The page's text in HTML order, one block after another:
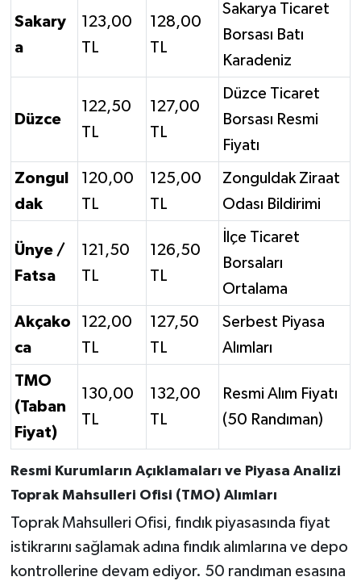
Sakary
a
123,00
TL
128,00
TL
Sakarya Ticaret
Borsası Batı
Karadeniz
Düzce
122,50
TL
127,00
TL
Düzce Ticaret
Borsası Resmi
Fiyatı
Zongul
dak
120,00
TL
125,00
TL
Zonguldak Ziraat
Odası Bildirimi
Ünye /
Fatsa
121,50
TL
126,50
TL
İlçe Ticaret
Borsaları
Ortalama
Akçako
ca
122,00
TL
127,50
TL
Serbest Piyasa
Alımları
TMO
(Taban
Fiyat)
130,00
TL
132,00
TL
Resmi Alım Fiyatı
(50 Randıman)
Resmi Kurumların Açıklamaları ve Piyasa Analizi
Toprak Mahsulleri Ofisi (TMO) Alımları
Toprak Mahsulleri Ofisi, fındık piyasasında fiyat
istikrarını sağlamak adına fındık alımlarına ve depo
kontrollerine devam ediyor. 50 randıman esasına